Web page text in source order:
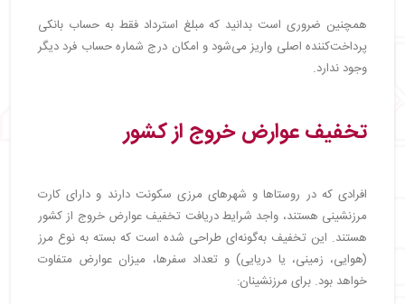
همچنین ضروری است بدانید که مبلغ استرداد فقط به حساب بانکی
پرداخت‌کننده اصلی واریز می‌شود و امکان درج شماره حساب فرد دیگر
وجود ندارد.
تخفیف عوارض خروج از کشور
افرادی که در روستاها و شهرهای مرزی سکونت دارند و دارای کارت
مرزنشینی هستند، واجد شرایط دریافت تخفیف عوارض خروج از کشور
هستند. این تخفیف به‌گونه‌ای طراحی شده است که بسته به نوع مرز
(هوایی، زمینی، یا دریایی) و تعداد سفرها، میزان عوارض متفاوت
خواهد بود. برای مرزنشینان: